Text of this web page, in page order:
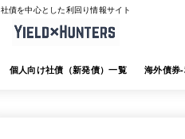
社債を中心とした利回り情報サイト
個人向け社債（新発債）一覧 海外債券